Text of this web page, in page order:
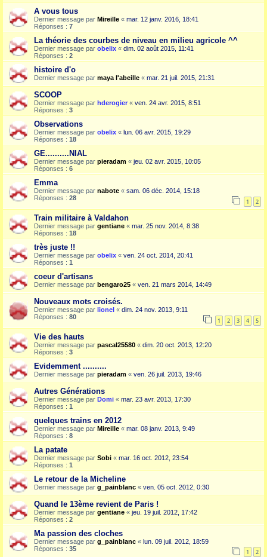
A vous tous
Dernier message par Mireille « mar. 12 janv. 2016, 18:41
Réponses : 7
La théorie des courbes de niveau en milieu agricole ^^
Dernier message par obelix « dim. 02 août 2015, 11:41
Réponses : 2
histoire d'o
Dernier message par maya l'abeille « mar. 21 juil. 2015, 21:31
SCOOP
Dernier message par hderogier « ven. 24 avr. 2015, 8:51
Réponses : 3
Observations
Dernier message par obelix « lun. 06 avr. 2015, 19:29
Réponses : 18
GE..........NIAL
Dernier message par pieradam « jeu. 02 avr. 2015, 10:05
Réponses : 6
Emma
Dernier message par nabote « sam. 06 déc. 2014, 15:18
Réponses : 28 1 2
Train militaire à Valdahon
Dernier message par gentiane « mar. 25 nov. 2014, 8:38
Réponses : 18
très juste !!
Dernier message par obelix « ven. 24 oct. 2014, 20:41
Réponses : 1
coeur d'artisans
Dernier message par bengaro25 « ven. 21 mars 2014, 14:49
Nouveaux mots croisés.
Dernier message par lionel « dim. 24 nov. 2013, 9:11
Réponses : 80 1 2 3 4 5
Vie des hauts
Dernier message par pascal25580 « dim. 20 oct. 2013, 12:20
Réponses : 3
Evidemment ..........
Dernier message par pieradam « ven. 26 juil. 2013, 19:46
Autres Générations
Dernier message par Domi « mar. 23 avr. 2013, 17:30
Réponses : 1
quelques trains en 2012
Dernier message par Mireille « mar. 08 janv. 2013, 9:49
Réponses : 8
La patate
Dernier message par Sobi « mar. 16 oct. 2012, 23:54
Réponses : 1
Le retour de la Micheline
Dernier message par g_painblanc « ven. 05 oct. 2012, 0:30
Quand le 13ème revient de Paris !
Dernier message par gentiane « jeu. 19 juil. 2012, 17:42
Réponses : 2
Ma passion des cloches
Dernier message par g_painblanc « lun. 09 juil. 2012, 18:59
Réponses : 35 1 2